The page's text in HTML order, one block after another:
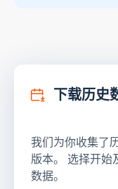
下载历史
我们为你收集了
版本。 选择开始
数据。